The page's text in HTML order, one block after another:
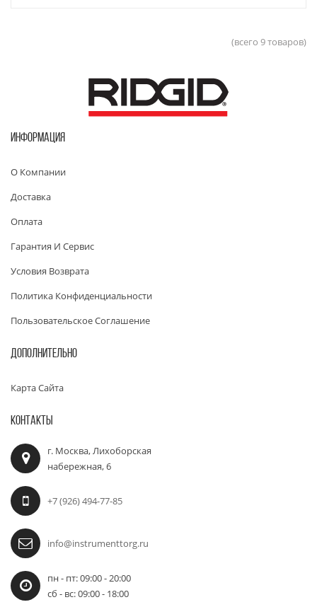
(всего 9 товаров)
ИНФОРМАЦИЯ
О Компании
Доставка
Оплата
Гарантия И Сервис
Условия Возврата
Политика Конфиденциальности
Пользовательское Соглашение
ДОПОЛНИТЕЛЬНО
Карта Сайта
КОНТАКТЫ
г. Москва, Лихоборская
набережная, 6
+7 (926) 494-77-85
info@instrumenttorg.ru
пн - пт: 09:00 - 20:00
сб - вс: 09:00 - 18:00